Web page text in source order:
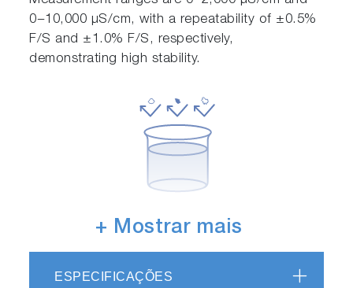
0−10,000 μS/cm, with a repeatability of ±0.5%
F/S and ±1.0% F/S, respectively,
demonstrating high stability.
Metal contamination-free
electrode, there is no concern of metal
+ Mostrar mais
ESPECIFICAÇÕES